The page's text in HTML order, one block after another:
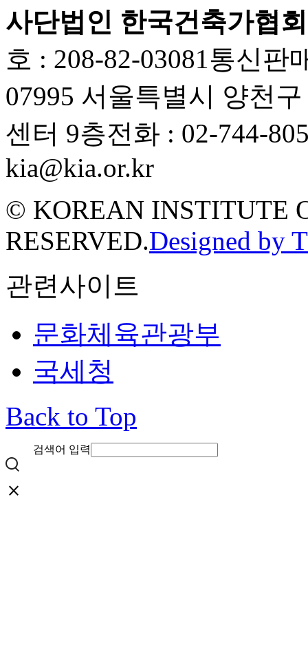
사단법인 한국건축가협회
호 : 208-82-03081 통신판
07995 서울특별시 양천
센터 9층전화 : 02-744-
kia@kia.or.kr
© KOREAN INSTITUTE
RESERVED.Designed by
관련사이트
문화체육관광부
국세청
Back to Top
검색어 입력
close